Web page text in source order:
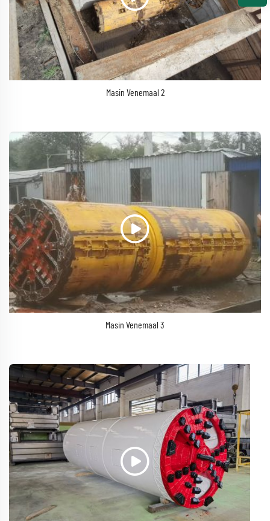
Masin Venemaal 2
Masin Venemaal 3